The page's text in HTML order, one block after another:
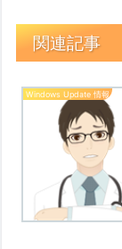
関連記事
Windows Update 情報